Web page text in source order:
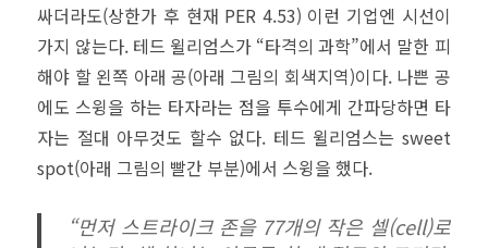
싸더라도(상한가 후 현재 PER 4.53) 이런 기업엔 시선이
가지 않는다. 테드 윌리엄스가 “타격의 과학”에서 말한 피
해야 할 왼쪽 아래 공(아래 그림의 회색지역)이다. 나쁜 공
에도 스윙을 하는 타자라는 점을 투수에게 간파당하면 타
자는 절대 아무것도 할수 없다. 테드 윌리엄스는 sweet
spot(아래 그림의 빨간 부분)에서 스윙을 했다.
“먼저 스트라이크 존을 77개의 작은 셀(cell)로